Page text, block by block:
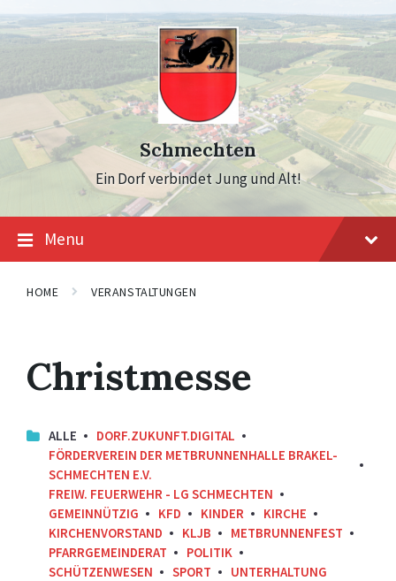
to
content
to
main
to
footer
Schmechten
Ein Dorf verbindet Jung und Alt!
Menu
HOME VERANSTALTUNGEN
Christmesse
ALLE
DORF.ZUKUNFT.DIGITAL
FÖRDERVEREIN DER METBRUNNENHALLE BRAKEL-
SCHMECHTEN E.V.
FREIW. FEUERWEHR - LG SCHMECHTEN
GEMEINNÜTZIG
KFD KINDER
KIRCHE
KIRCHENVORSTAND
KLJB
METBRUNNENFEST
PFARRGEMEINDERAT
POLITIK
SCHÜTZENWESEN
SPORT UNTERHALTUNG